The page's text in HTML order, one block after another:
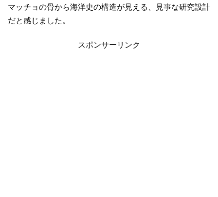
マッチョの骨から海洋史の構造が見える、見事な研究設計
だと感じました。
スポンサーリンク